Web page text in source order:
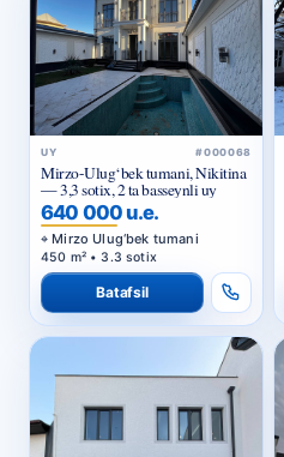
UY #000068
Mirzo-Ulug‘bek tumani, Nikitina
— 3,3 sotix, 2 ta basseynli uy
640 000 u.e.
Mirzo Ulug‘bek tumani
450 m² • 3.3 sotix
Batafsil